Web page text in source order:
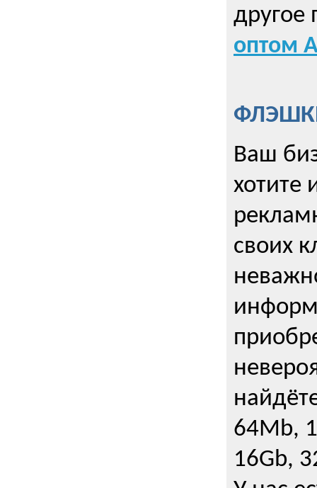
другое
оптом
Ваш
хотите
своих
64Mb,
16Gb,